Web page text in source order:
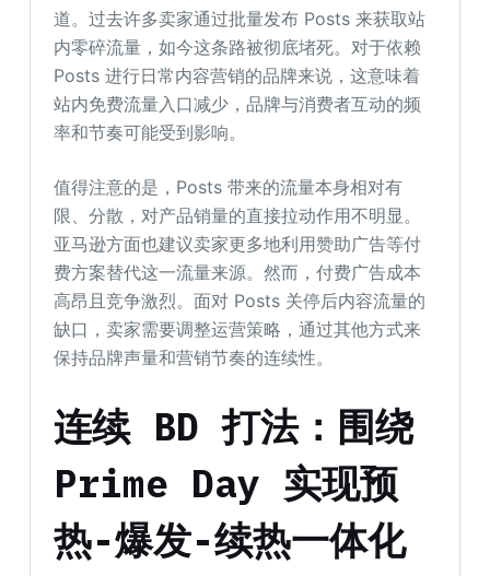
道。过去许多卖家通过批量发布 Posts 来获取站
内零碎流量，如今这条路被彻底堵死。对于依赖
Posts 进行日常内容营销的品牌来说，这意味着
站内免费流量入口减少，品牌与消费者互动的频
率和节奏可能受到影响。
值得注意的是，Posts 带来的流量本身相对有
限、分散，对产品销量的直接拉动作用不明显。
亚马逊方面也建议卖家更多地利用赞助广告等付
费方案替代这一流量来源。然而，付费广告成本
高昂且竞争激烈。面对 Posts 关停后内容流量的
缺口，卖家需要调整运营策略，通过其他方式来
保持品牌声量和营销节奏的连续性。
连续 BD 打法：围绕
Prime Day 实现预
热-爆发-续热一体化